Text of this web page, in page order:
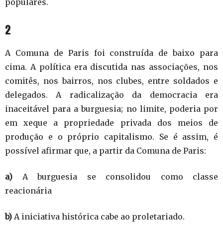
2
A Comuna de Paris foi construída de baixo para
cima. A política era discutida nas associações, nos
comitês, nos bairros, nos clubes, entre soldados e
delegados. A radicalização da democracia era
inaceitável para a burguesia; no limite, poderia por
em xeque a propriedade privada dos meios de
produção e o próprio capitalismo. Se é assim, é
possível afirmar que, a partir da Comuna de Paris:
a) A burguesia se consolidou como classe
reacionária
b) A iniciativa histórica cabe ao proletariado.